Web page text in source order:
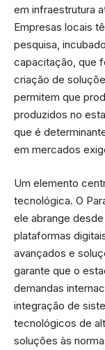
em infraestrutura
Empresas locais
pesquisa,
capacitação, que
criação de
permitem que
produzidos no
que é
em mercados
Um elemento
tecnológica. O
ele abrange
plataformas
avançados e
garante que o
demandas
integração de
tecnológicos de
soluções às